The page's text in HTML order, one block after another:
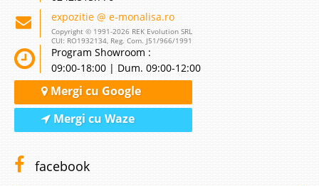
expozitie @ e-monalisa.ro
Copyright © 1991-2026 REK Evolution SRL
CUI: RO1932134, Reg. Com. J51/966/1991
Program Showroom :
09:00-18:00 | Dum. 09:00-12:00
Mergi cu Google
Mergi cu Waze
facebook